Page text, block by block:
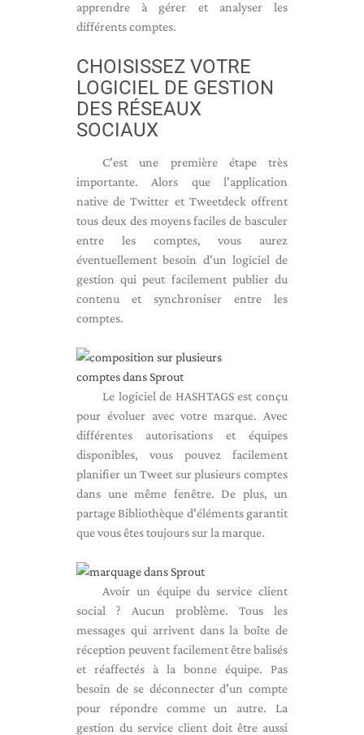
apprendre à gérer et analyser les
différents comptes.
CHOISISSEZ VOTRE
LOGICIEL DE GESTION
DES RÉSEAUX
SOCIAUX
C'est une première étape très
importante. Alors que l'application
native de Twitter et Tweetdeck offrent
tous deux des moyens faciles de basculer
entre les comptes, vous aurez
éventuellement besoin d'un logiciel de
gestion qui peut facilement publier du
contenu et synchroniser entre les
comptes.
Le logiciel de HASHTAGS est conçu
pour évoluer avec votre marque. Avec
différentes autorisations et équipes
disponibles, vous pouvez facilement
planifier un Tweet sur plusieurs comptes
dans une même fenêtre. De plus, un
partage Bibliothèque d'éléments garantit
que vous êtes toujours sur la marque.
Avoir un équipe du service client
social ? Aucun problème. Tous les
messages qui arrivent dans la boîte de
réception peuvent facilement être balisés
et réaffectés à la bonne équipe. Pas
besoin de se déconnecter d'un compte
pour répondre comme un autre. La
gestion du service client doit être aussi